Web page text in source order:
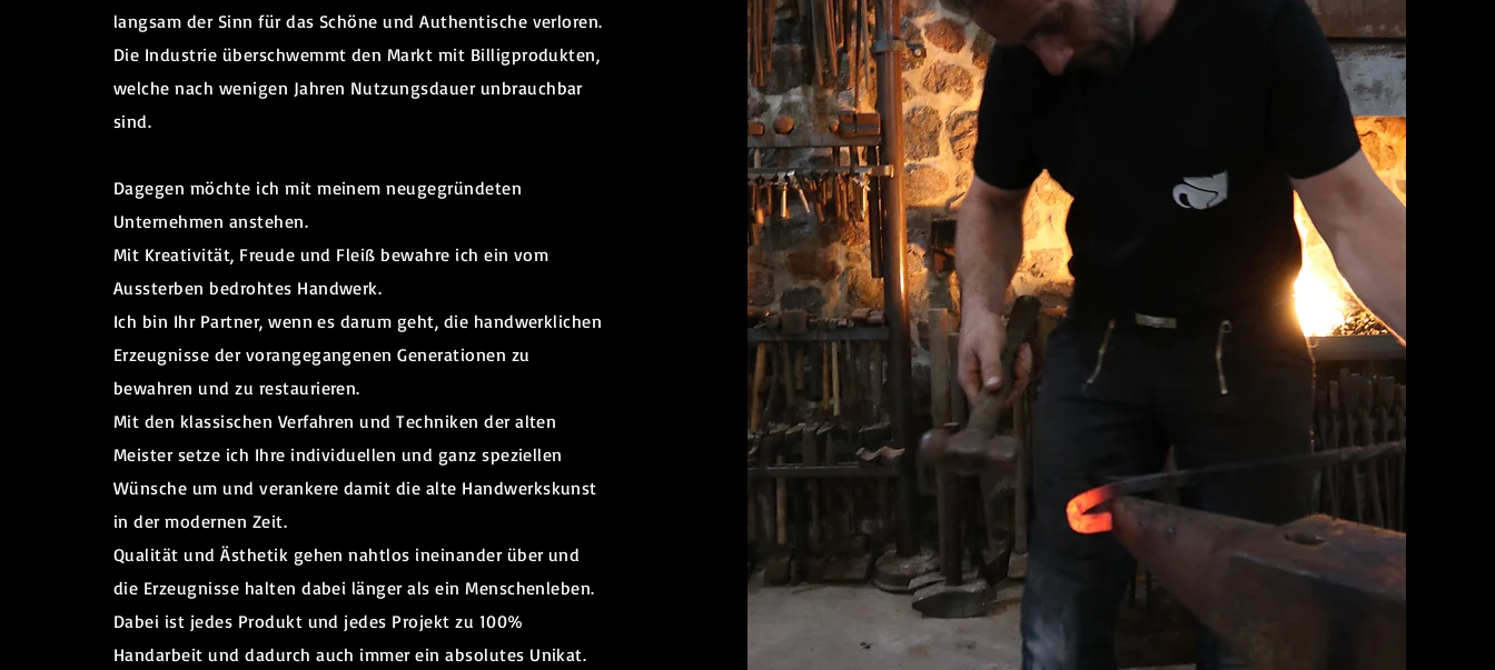
langsam der Sinn für das Schöne und Authentische verloren.
Die Industrie überschwemmt den Markt mit Billigprodukten,
welche nach wenigen Jahren Nutzungsdauer unbrauchbar
sind.
Dagegen möchte ich mit meinem neugegründeten
Unternehmen anstehen.
Mit Kreativität, Freude und Fleiß bewahre ich ein vom
Aussterben bedrohtes Handwerk.
Ich bin Ihr Partner, wenn es darum geht, die handwerklichen
Erzeugnisse der vorangegangenen Generationen zu
bewahren und zu restaurieren.
Mit den klassischen Verfahren und Techniken der alten
Meister setze ich Ihre individuellen und ganz speziellen
Wünsche um und verankere damit die alte Handwerkskunst
in der modernen Zeit.
Qualität und Ästhetik gehen nahtlos ineinander über und
die Erzeugnisse halten dabei länger als ein Menschenleben.
Dabei ist jedes Produkt und jedes Projekt zu 100%
Handarbeit und dadurch auch immer ein absolutes Unikat.